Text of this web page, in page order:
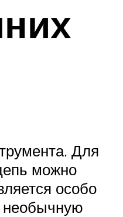
Для
можно
особо
необычную